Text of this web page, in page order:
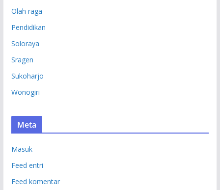
Olah raga
Pendidikan
Soloraya
Sragen
Sukoharjo
Wonogiri
Meta
Masuk
Feed entri
Feed komentar